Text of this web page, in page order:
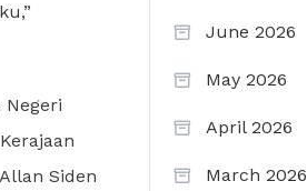
Siden
June 2026
May 2026
April 2026
March 2026